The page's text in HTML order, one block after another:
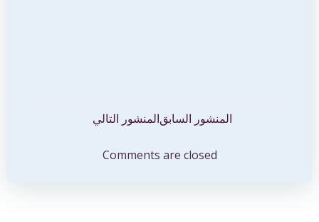
المقالات
المنشور السابقتصفّح
المقالات
المنشور التالي
Comments are closed